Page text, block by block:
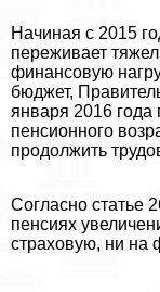
Начиная с 2015
переживает
финансовую
бюджет,
января 2016 года
пенсионного
продолжить
Согласно статье
пенсиях
страховую, ни на